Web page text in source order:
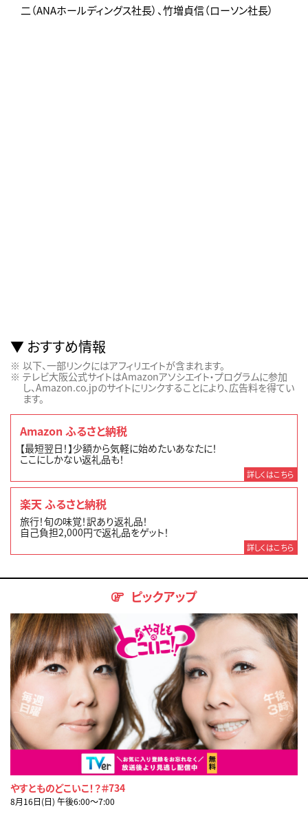
二（ANAホールディングス社長）、竹増貞信（ローソン社長）
おすすめ情報
以下、一部リンクにはアフィリエイトが含まれます。
テレビ大阪公式サイトはAmazonアソシエイト・プログラムに参加
し、Amazon.co.jpのサイトにリンクすることにより、広告料を得てい
ます。
Amazon ふるさと納税
【最短翌日！】少額から気軽に始めたいあなたに！
ここにしかない返礼品も！
詳しくはこちら
楽天 ふるさと納税
旅行！旬の味覚！訳あり返礼品！
自己負担2,000円で返礼品をゲット！
詳しくはこちら
ピックアップ
やすとものどこいこ！？＃734
8月16日(日) 午後6:00〜7:00